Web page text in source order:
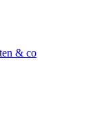
& co